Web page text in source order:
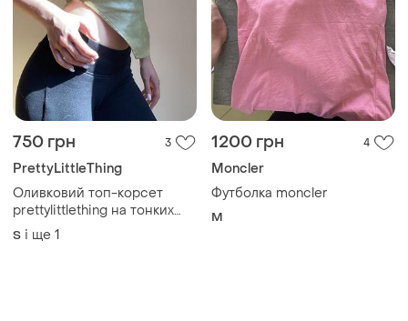
750 грн 3
PrettyLittleThing
Оливковий топ-корсет
prettylittlething на тонких
бретелях з драпуванням та
трикутним низом
S і ще 1
1200 грн 4
Moncler
Футболка moncler
M